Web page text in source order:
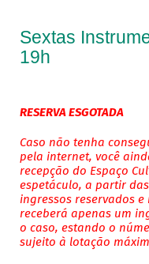
Sextas
19h
RESERVA ESGOTADA
Caso não tenha
pela internet, você
recepção do Espaço
espetáculo, a partir
ingressos reservados
receberá apenas um
o caso, estando o
sujeito à lotação